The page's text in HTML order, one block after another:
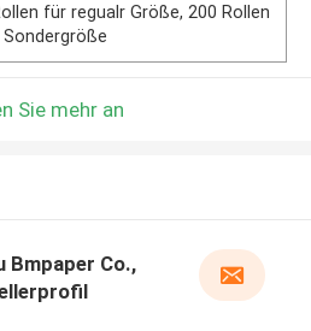
für regualr Größe, 200 Rollen
Sie mehr an
Bmpaper Co.,